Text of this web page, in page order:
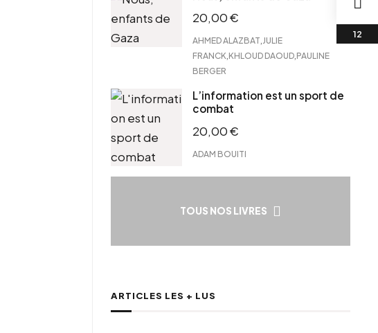
20,00€
AHMED ALAZBAT JULIE
FRANCK KHLOUD DAOUD PAULINE
BERGER
L’information est un sport de
combat
20,00€
ADAM BOUITI
TOUS NOS LIVRES
ARTICLES LES + LUS